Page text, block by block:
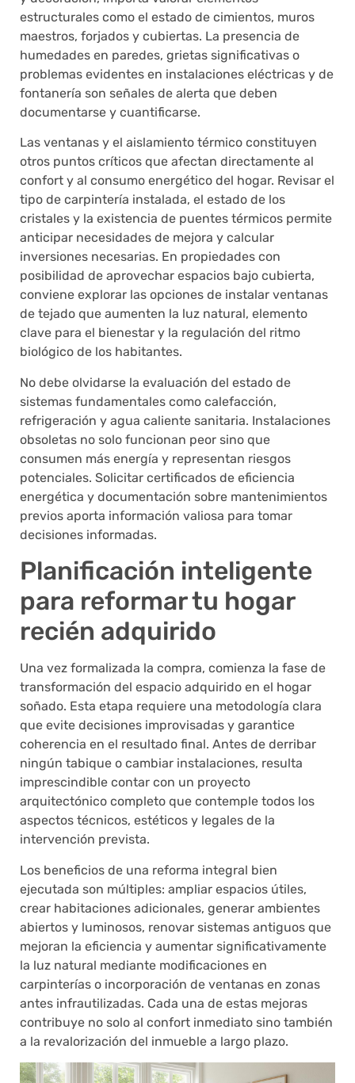
estructurales como el estado de cimientos, muros
maestros, forjados y cubiertas. La presencia de
humedades en paredes, grietas significativas o
problemas evidentes en instalaciones eléctricas y de
fontanería son señales de alerta que deben
documentarse y cuantificarse.
Las ventanas y el aislamiento térmico constituyen
otros puntos críticos que afectan directamente al
confort y al consumo energético del hogar. Revisar el
tipo de carpintería instalada, el estado de los
cristales y la existencia de puentes térmicos permite
anticipar necesidades de mejora y calcular
inversiones necesarias. En propiedades con
posibilidad de aprovechar espacios bajo cubierta,
conviene explorar las opciones de instalar ventanas
de tejado que aumenten la luz natural, elemento
clave para el bienestar y la regulación del ritmo
biológico de los habitantes.
No debe olvidarse la evaluación del estado de
sistemas fundamentales como calefacción,
refrigeración y agua caliente sanitaria. Instalaciones
obsoletas no solo funcionan peor sino que
consumen más energía y representan riesgos
potenciales. Solicitar certificados de eficiencia
energética y documentación sobre mantenimientos
previos aporta información valiosa para tomar
decisiones informadas.
Planificación inteligente
para reformar tu hogar
recién adquirido
Una vez formalizada la compra, comienza la fase de
transformación del espacio adquirido en el hogar
soñado. Esta etapa requiere una metodología clara
que evite decisiones improvisadas y garantice
coherencia en el resultado final. Antes de derribar
ningún tabique o cambiar instalaciones, resulta
imprescindible contar con un proyecto
arquitectónico completo que contemple todos los
aspectos técnicos, estéticos y legales de la
intervención prevista.
Los beneficios de una reforma integral bien
ejecutada son múltiples: ampliar espacios útiles,
crear habitaciones adicionales, generar ambientes
abiertos y luminosos, renovar sistemas antiguos que
mejoran la eficiencia y aumentar significativamente
la luz natural mediante modificaciones en
carpinterías o incorporación de ventanas en zonas
antes infrautilizadas. Cada una de estas mejoras
contribuye no solo al confort inmediato sino también
a la revalorización del inmueble a largo plazo.